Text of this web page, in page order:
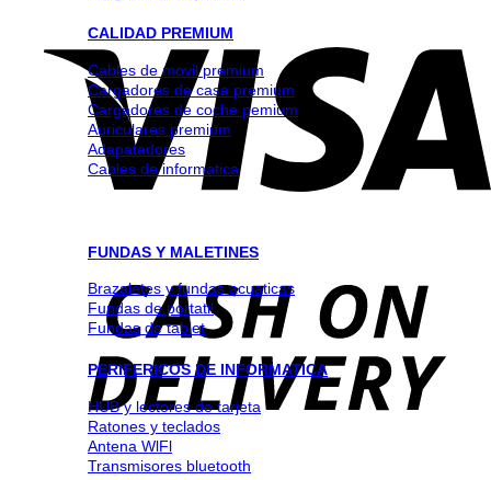
CALIDAD PREMIUM
Cables de movil premium
Cargadores de casa premium
Cargadores de coche pemium
Auriculares premium
Adapatadores
Cables de informatica
FUNDAS Y MALETINES
Brazaletes y fundas acuaticas
Fundas de portatil
Fundas de tablet
PERIFERICOS DE INFORMATICA
HUB y lectores de tarjeta
Ratones y teclados
Antena WlFl
Transmisores bluetooth